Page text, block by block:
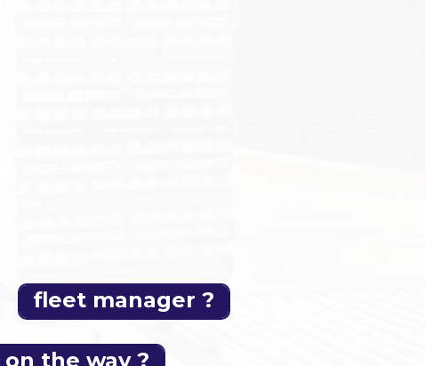
fleet manager ?
on the way ?